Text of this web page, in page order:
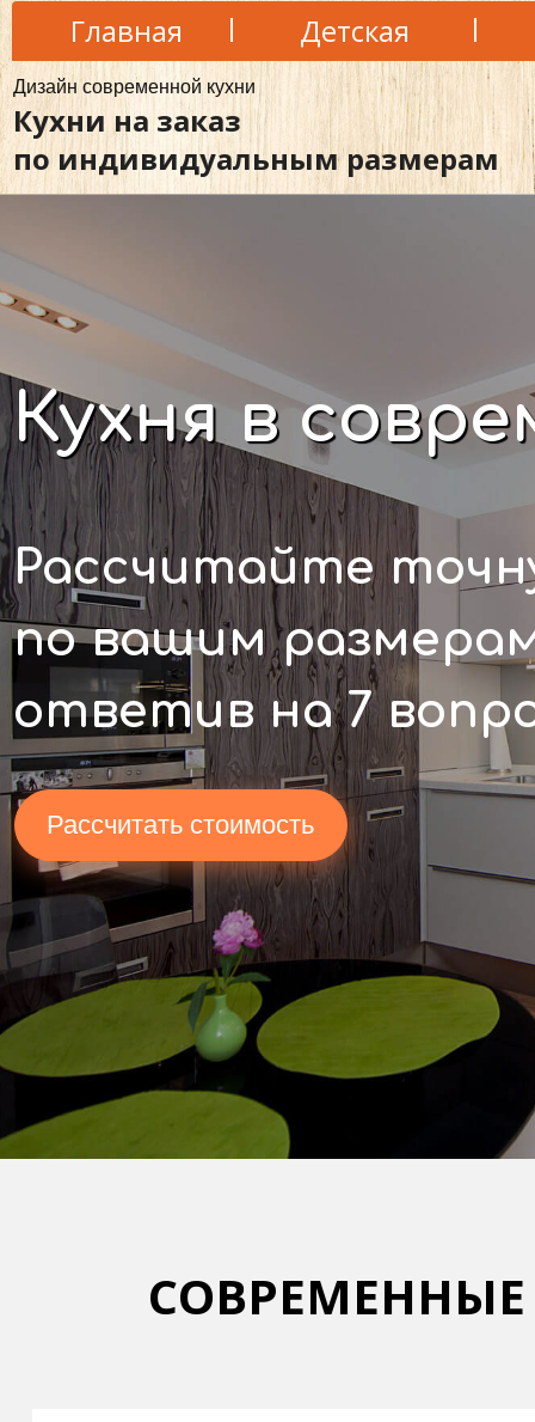
Дизайн современной кухни
Детская
Главная
Кухни на заказ
по индивидуальным размерам
Рассчитайте
по вашим
ответивна 7
Рассчитать стоимость
Кухня в